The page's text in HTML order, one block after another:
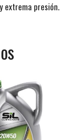
extrema presión.